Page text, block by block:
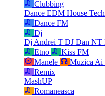
Clubbing
Dance EDM House
Dance FM
Dj
Dj Andrei T DJ Dan NT
Etno
Kiss FM
Manele
Muzica Ai
Remix
MashUP
Romaneasca